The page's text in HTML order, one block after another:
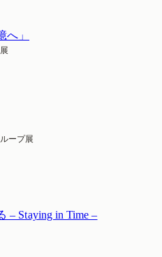
」
ープ展
– Staying in Time –